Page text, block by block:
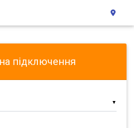
підключення
▼